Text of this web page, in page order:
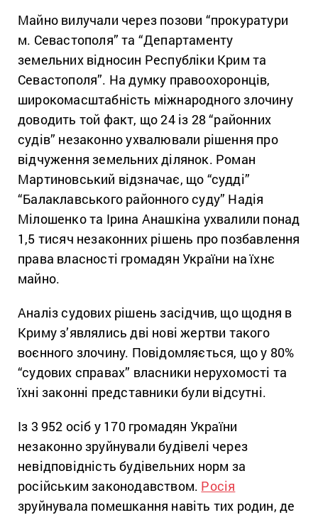
Майно вилучали через позови “прокуратури
м. Севастополя” та “Департаменту
земельних відносин Республіки Крим та
Севастополя”. На думку правоохоронців,
широкомасштабність міжнародного злочину
доводить той факт, що 24 із 28 “районних
судів” незаконно ухвалювали рішення про
відчуження земельних ділянок. Роман
Мартиновський відзначає, що “судді”
“Балаклавського районного суду” Надія
Мілошенко та Ірина Анашкіна ухвалили понад
1,5 тисяч незаконних рішень про позбавлення
права власності громадян України на їхнє
майно.
Аналіз судових рішень засідчив, що щодня в
Криму з’являлись дві нові жертви такого
воєнного злочину. Повідомляється, що у 80%
“судових справах” власники нерухомості та
їхні законні представники були відсутні.
Із 3 952 осіб у 170 громадян України
незаконно зруйнували будівелі через
невідповідність будівельних норм за
російським законодавством. Росія
зруйнувала помешкання навіть тих родин, де